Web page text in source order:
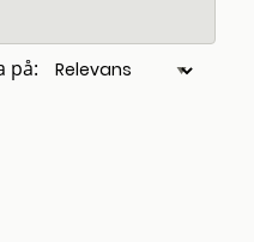
på: